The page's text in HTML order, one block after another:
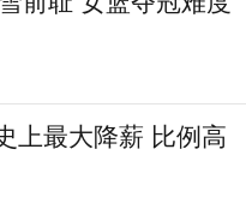
上最大降薪 比例高